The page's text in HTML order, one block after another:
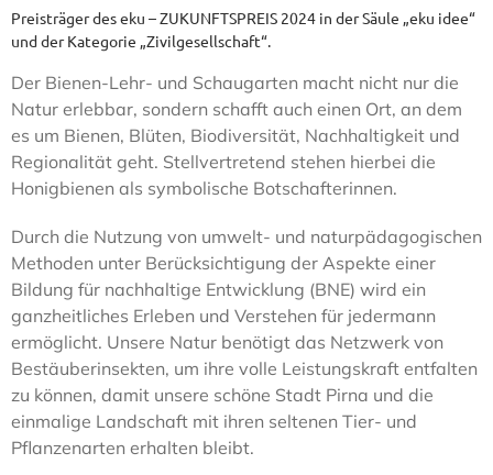
Preisträger des eku – ZUKUNFTSPREIS 2024 in der Säule „eku idee“
und der Kategorie „Zivilgesellschaft“.
Der Bienen-Lehr- und Schaugarten macht nicht nur die
Natur erlebbar, sondern schafft auch einen Ort, an dem
es um Bienen, Blüten, Biodiversität, Nachhaltigkeit und
Regionalität geht. Stellvertretend stehen hierbei die
Honigbienen als symbolische Botschafterinnen.
Durch die Nutzung von umwelt- und naturpädagogischen
Methoden unter Berücksichtigung der Aspekte einer
Bildung für nachhaltige Entwicklung (BNE) wird ein
ganzheitliches Erleben und Verstehen für jedermann
ermöglicht. Unsere Natur benötigt das Netzwerk von
Bestäuberinsekten, um ihre volle Leistungskraft entfalten
zu können, damit unsere schöne Stadt Pirna und die
einmalige Landschaft mit ihren seltenen Tier- und
Pflanzenarten erhalten bleibt.